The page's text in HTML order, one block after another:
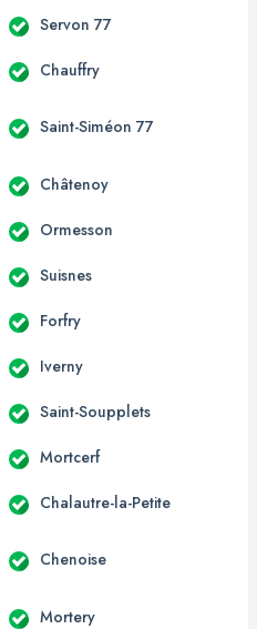
Servon 77
Chauffry
Saint-Siméon 77
Châtenoy
Ormesson
Suisnes
Forfry
Iverny
Saint-Soupplets
Mortcerf
Chalautre-la-Petite
Chenoise
Mortery